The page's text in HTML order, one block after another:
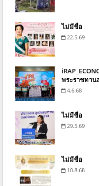
ไม่มีชื่อ
22.5.69
พระราชทาน
4.6.68
ไม่มีชื่อ
29.5.69
ไม่มีชื่อ
10.8.68